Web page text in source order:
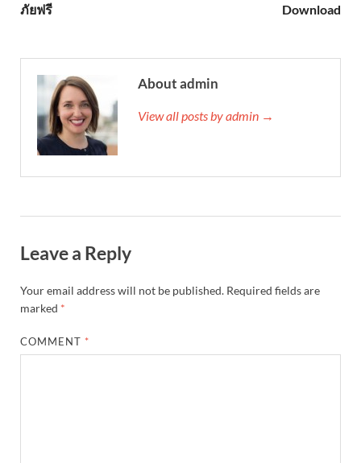
ภัยฟรี
Download
About admin
View all posts by admin →
Leave a Reply
Your email address will not be published. Required fields are
marked *
COMMENT *